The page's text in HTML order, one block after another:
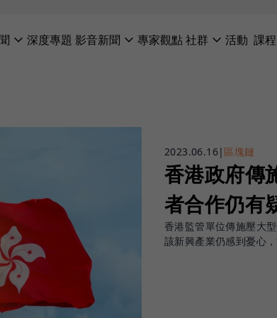
深度專題 影音新聞 專家觀點社群 活動 課程
2023.06.16| 區塊鏈
香港政府傳
者合作仍有
香港監管單位傳施壓大
該新興產業仍感到憂心，